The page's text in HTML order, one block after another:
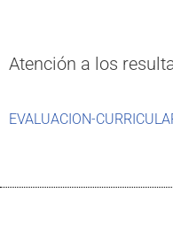
Atención a los
EVALUACION-